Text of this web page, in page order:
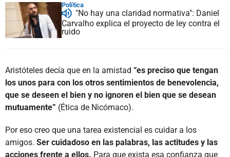
Política
"No hay una claridad normativa": Daniel
Carvalho explica el proyecto de ley contra el
ruido
Aristóteles decía que en la amistad “es preciso que tengan
los unos para con los otros sentimientos de benevolencia,
que se deseen el bien y no ignoren el bien que se desean
mutuamente” (Ética de Nicómaco).
Por eso creo que una tarea existencial es cuidar a los
amigos. Ser cuidadoso en las palabras, las actitudes y las
acciones frente a ellos. Para que exista esa confianza que